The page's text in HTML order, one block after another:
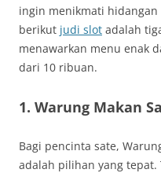
ingin menikmati
berikut judi slot adalah
menawarkan menu enak
dari 10 ribuan.
1. Warung Makan
Bagi pencinta sate,
adalah pilihan yang tepat.